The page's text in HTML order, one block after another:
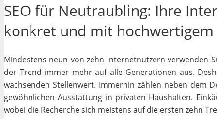
SEO für Neutraubling: Ihre
konkret und mit
Mindestens neun von zehn Internetnutzern verwenden
der Trend immer mehr auf alle Generationen aus.
wachsenden Stellenwert. Immerhin zählen neben dem
gewöhnlichen Ausstattung in privaten Haushalten.
wobei die Recherche sich meistens auf die ersten zehn